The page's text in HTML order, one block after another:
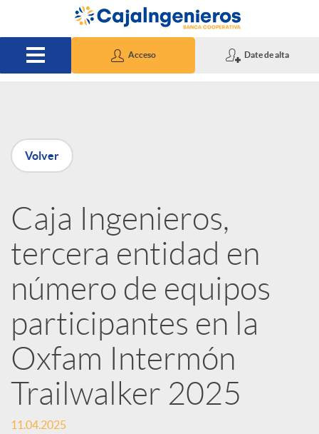
Saltar al contenido principal
Acceso Date de alta
P
u
b
l
i
c
a
Volver
Caja Ingenieros,
tercera entidad en
número de equipos
participantes en la
Oxfam Intermón
Trailwalker 2025
11.04.2025